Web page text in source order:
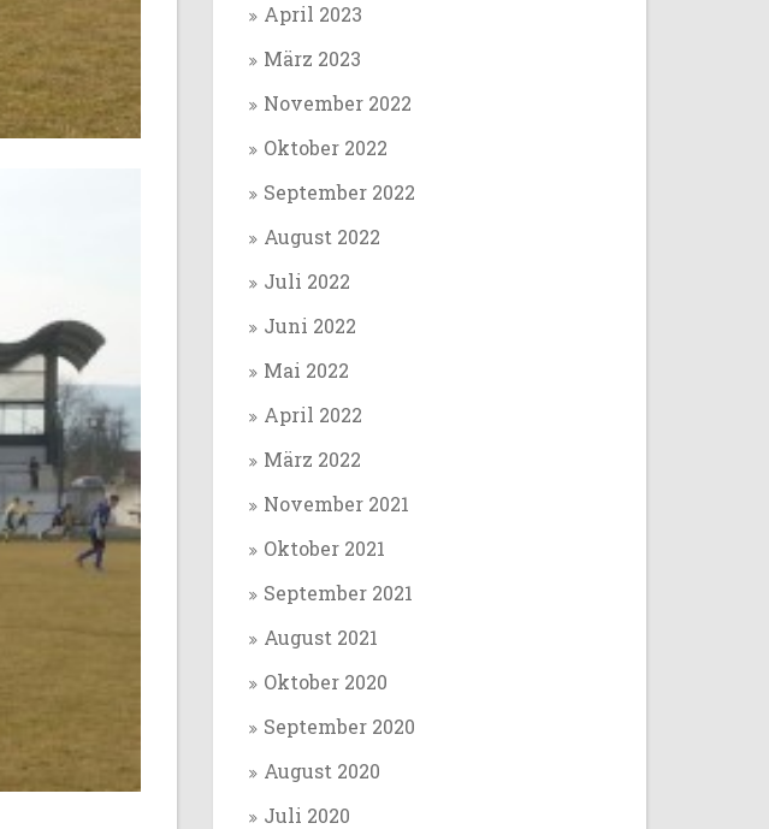
April 2023
März 2023
November 2022
Oktober 2022
September 2022
August 2022
Juli 2022
Juni 2022
Mai 2022
April 2022
März 2022
November 2021
Oktober 2021
September 2021
August 2021
Oktober 2020
September 2020
August 2020
Juli 2020